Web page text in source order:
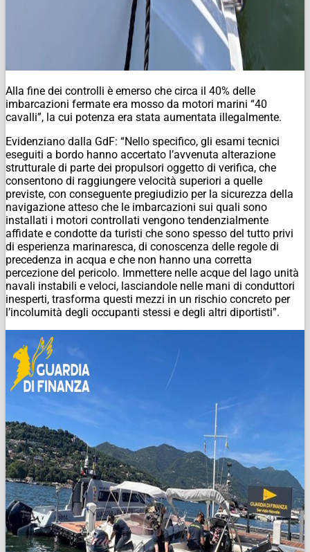
Alla fine dei controlli è emerso che circa il 40% delle
imbarcazioni fermate era mosso da motori marini “40
cavalli”, la cui potenza era stata aumentata illegalmente.
Evidenziano dalla GdF: “Nello specifico, gli esami tecnici
eseguiti a bordo hanno accertato l’avvenuta alterazione
strutturale di parte dei propulsori oggetto di verifica, che
consentono di raggiungere velocità superiori a quelle
previste, con conseguente pregiudizio per la sicurezza della
navigazione atteso che le imbarcazioni sui quali sono
installati i motori controllati vengono tendenzialmente
affidate e condotte da turisti che sono spesso del tutto privi
di esperienza marinaresca, di conoscenza delle regole di
precedenza in acqua e che non hanno una corretta
percezione del pericolo. Immettere nelle acque del lago unità
navali instabili e veloci, lasciandole nelle mani di conduttori
inesperti, trasforma questi mezzi in un rischio concreto per
l’incolumità degli occupanti stessi e degli altri diportisti”.